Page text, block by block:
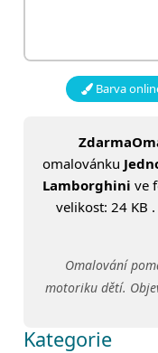
Barva
omalovánku
Lamborghini ve
velikost: 24 KB
Omalování
motoriku dětí.
Kategorie